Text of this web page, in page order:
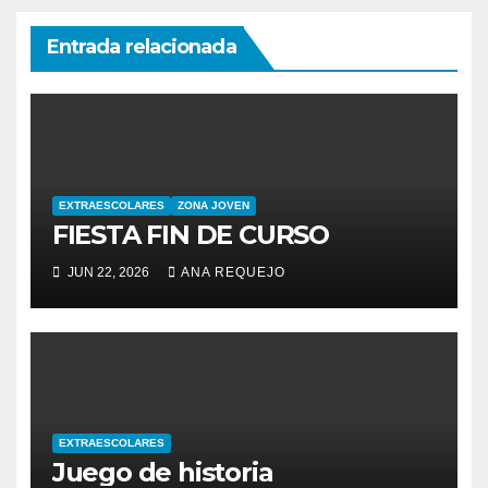
Entrada relacionada
EXTRAESCOLARES ZONA JOVEN
FIESTA FIN DE CURSO
JUN 22, 2026 ANA REQUEJO
EXTRAESCOLARES
Juego de historia